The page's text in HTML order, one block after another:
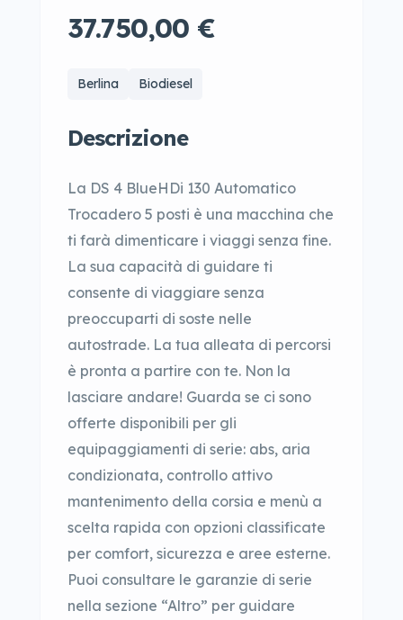
37.750,00 €
Berlina Biodiesel
Descrizione
La DS 4 BlueHDi 130 Automatico
Trocadero 5 posti è una macchina che
ti farà dimenticare i viaggi senza fine.
La sua capacità di guidare ti
consente di viaggiare senza
preoccuparti di soste nelle
autostrade. La tua alleata di percorsi
è pronta a partire con te. Non la
lasciare andare! Guarda se ci sono
offerte disponibili per gli
equipaggiamenti di serie: abs, aria
condizionata, controllo attivo
mantenimento della corsia e menù a
scelta rapida con opzioni classificate
per comfort, sicurezza e aree esterne.
Puoi consultare le garanzie di serie
nella sezione “Altro” per guidare